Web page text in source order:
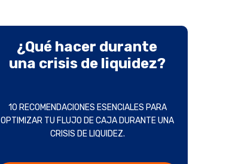
¿Qué hacer durante
una crisis de liquidez?
10 RECOMENDACIONES ESENCIALES PARA
OPTIMIZAR TU FLUJO DE CAJA DURANTE UNA
CRISIS DE LIQUIDEZ.